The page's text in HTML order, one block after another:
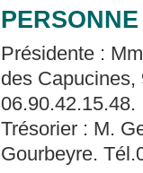
Présidente :
des Capucines,
06.90.42.15.48.
Trésorier : M.
Gourbeyre.